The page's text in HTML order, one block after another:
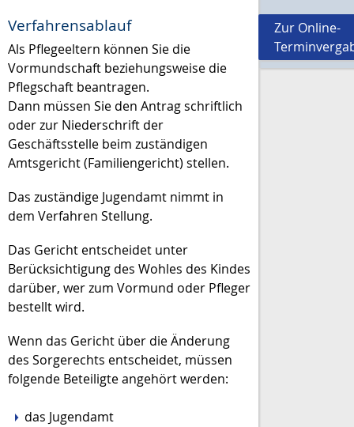
Verfahrensablauf
Als Pflegeeltern können Sie die
Vormundschaft beziehungsweise die
Pflegschaft beantragen.
Dann müssen Sie den Antragschriftlich
oder zur Niederschrift der
Geschäftsstelle beim zuständigen
Amtsgericht (Familiengericht) stellen.
Das zuständige Jugendamt nimmt in
dem Verfahren Stellung.
Das Gericht entscheidet unter
Berücksichtigung des Wohles des Kindes
darüber, wer zum Vormund oder Pfleger
bestellt wird.
Wenn das Gericht über die Änderung
des Sorgerechts entscheidet, müssen
folgende Beteiligte angehört werden:
das Jugendamt
Zur Online-